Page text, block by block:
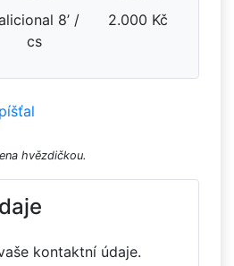
8’ /
cs
2.000 Kč
hvězdičkou.
kontaktní údaje.